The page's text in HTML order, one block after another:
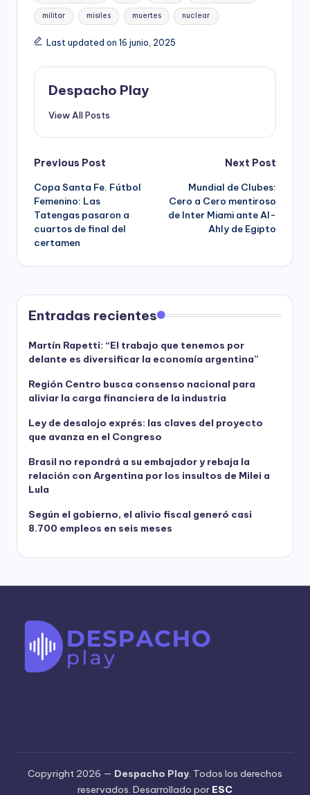
militar misiles muertes nuclear
Last updated on 16 junio, 2025
Despacho Play
View All Posts
Post
navigation
Previous Post
Copa Santa Fe. Fútbol
Femenino: Las
Tatengas pasaron a
cuartos de final del
certamen
Next Post
Mundial de Clubes:
Cero a Cero mentiroso
de Inter Miami ante Al-
Ahly de Egipto
Entradas recientes
Martín Rapetti: “El trabajo que tenemos por
delante es diversificar la economía argentina”
Región Centro busca consenso nacional para
aliviar la carga financiera de la industria
Ley de desalojo exprés: las claves del proyecto
que avanza en el Congreso
Brasil no repondrá a su embajador y rebaja la
relación con Argentina por los insultos de Milei a
Lula
Según el gobierno, el alivio fiscal generó casi
8.700 empleos en seis meses
Copyright 2026 — Despacho Play. Todos los derechos
reservados. Desarrollado por ESC